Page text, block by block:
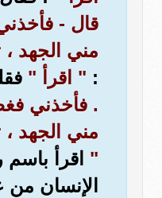
قال -
مني الجهد
: " اقرأ "
. فأخذني
مني الجهد
" اقرأ
الإنسان